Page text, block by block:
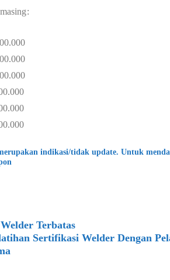
indikasi/tidak update. Untuk
Terbatas
Sertifikasi Welder Dengan